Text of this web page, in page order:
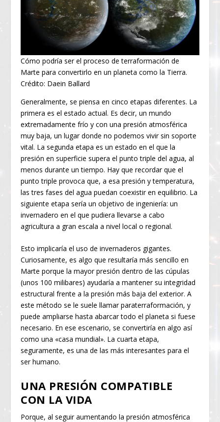
Cómo podría ser el proceso de terraformación de
Marte para convertirlo en un planeta como la Tierra.
Crédito: Daein Ballard
Generalmente, se piensa en cinco etapas diferentes. La
primera es el estado actual. Es decir, un mundo
extremadamente frío y con una presión atmosférica
muy baja, un lugar donde no podemos vivir sin soporte
vital. La segunda etapa es un estado en el que la
presión en superficie supera el punto triple del agua, al
menos durante un tiempo. Hay que recordar que el
punto triple provoca que, a esa presión y temperatura,
las tres fases del agua puedan coexistir en equilibrio. La
siguiente etapa sería un objetivo de ingeniería: un
invernadero en el que pudiera llevarse a cabo
agricultura a gran escala a nivel local o regional.
Esto implicaría el uso de invernaderos gigantes.
Curiosamente, es algo que resultaría más sencillo en
Marte porque la mayor presión dentro de las cúpulas
(unos 100 milibares) ayudaría a mantener su integridad
estructural frente a la presión más baja del exterior. A
este método se le suele llamar paraterraformación, y
puede ampliarse hasta abarcar todo el planeta si fuese
necesario. En ese escenario, se convertiría en algo así
como una «casa mundial». La cuarta etapa,
seguramente, es una de las más interesantes para el
ser humano.
UNA PRESIÓN COMPATIBLE
CON LA VIDA
Porque, al seguir aumentando la presión atmosférica